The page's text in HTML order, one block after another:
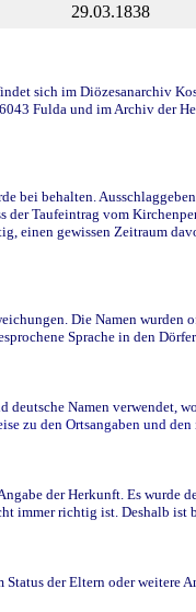
29.03.1838
sich im Diözesanarchiv
Fulda und im Archiv der
bei behalten.
der Taufeintrag vom
einen gewissen Zeitraum
Die Namen wurden
Sprache in den
Namen verwendet,
zu den Ortsangaben und
der Herkunft. Es wurde
immer richtig ist. Deshalb ist
der Eltern oder weitere